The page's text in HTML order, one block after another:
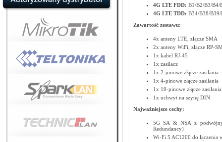
4G LTE FDD: B1/B2/B3/B4/
4G LTE TDD: B34/B38/
Zawartość zestawu:
4x anteny LTE, złącze SMA
2x anteny WiFi, złącze RP-
1x kabel RJ-45
1x zasilacz
1x 2-pinowe złącze zasilania
1x 4-pinowe złącze zasilania
1x 10-pinowe złącze zasilania
1x uchwyt na szynę DIN
Najważniejsze cechy:
5G SA & NSA z
Redundancy)
Wi-Fi 5 AC1200 do łączenia